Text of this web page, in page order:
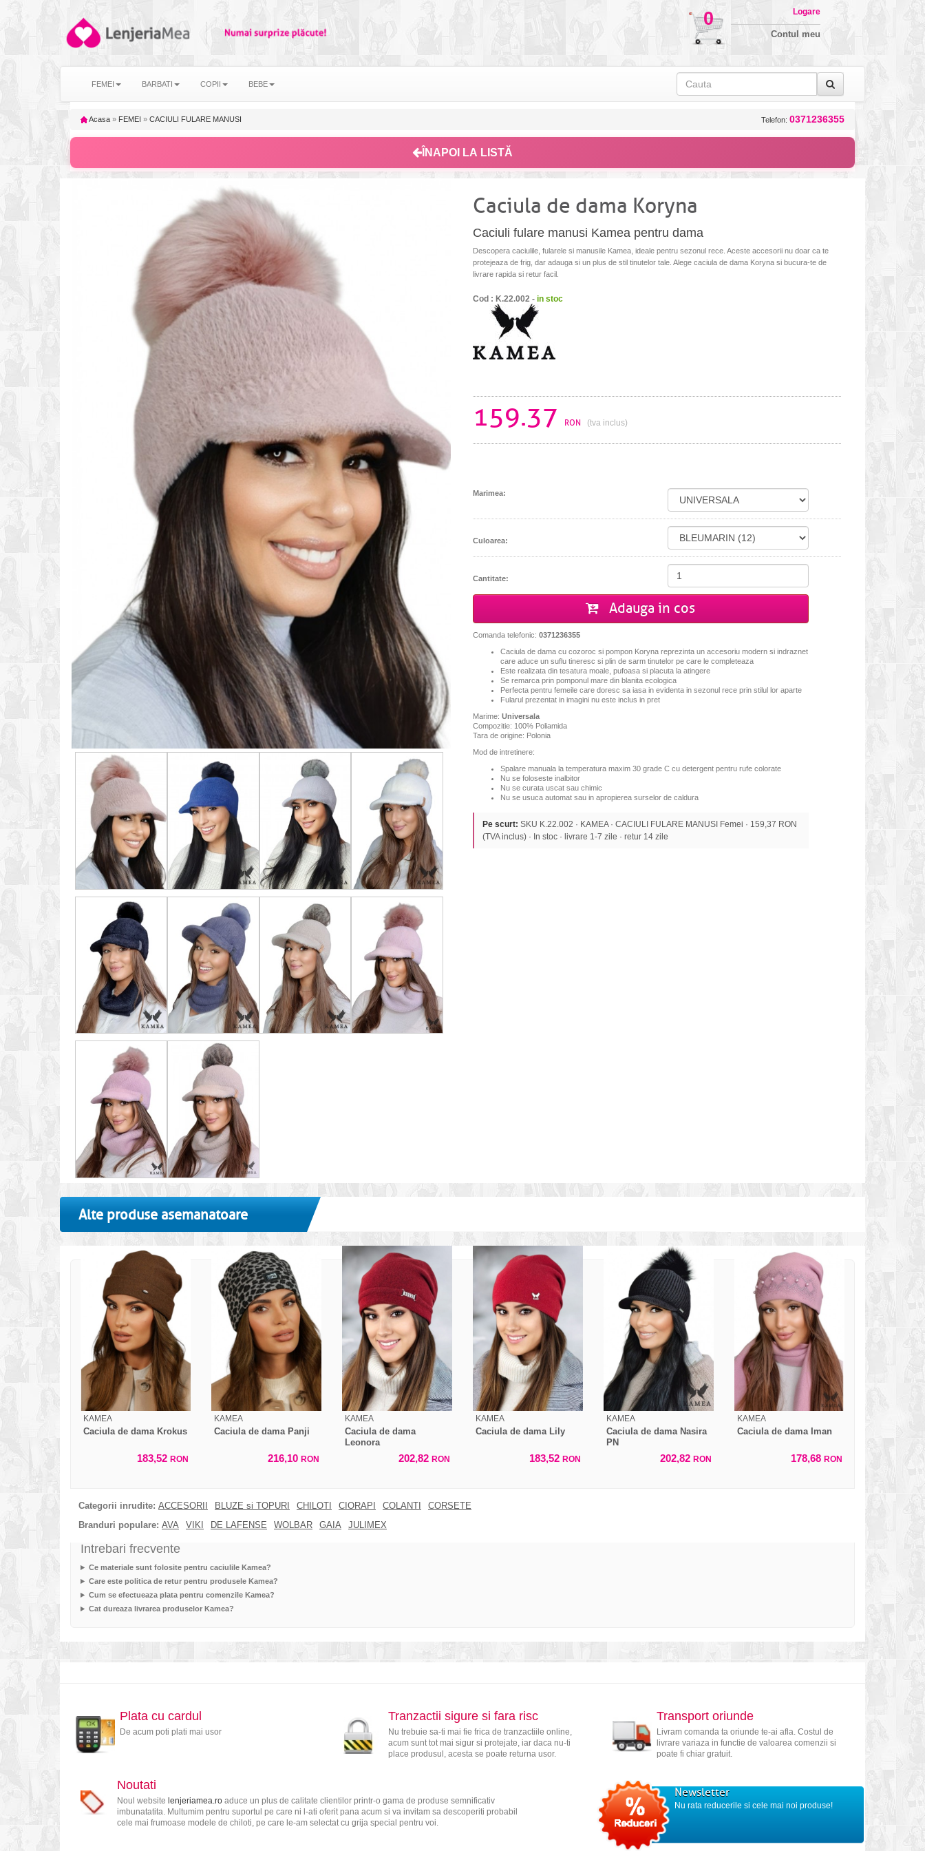
0 Logare
Contul meu
FEMEI BARBATI COPII BEBE
Acasa » FEMEI » CACIULI FULARE MANUSI Telefon: 0371236355
ÎNAPOI LA LISTĂ
Caciula de dama Koryna
Caciuli fulare manusi Kamea pentru dama
Descopera caciulile, fularele si manusile Kamea, ideale pentru sezonul rece. Aceste accesorii nu doar ca te
protejeaza de frig, dar adauga si un plus de stil tinutelor tale. Alege caciula de dama Koryna si bucura-te de
livrare rapida si retur facil.
Cod : K.22.002 - in stoc
159.37 RON (tva inclus)
Marimea:
Culoarea:
Cantitate:
Adauga in cos
Comanda telefonic: 0371236355
Caciula de dama cu cozoroc si pompon Koryna reprezinta un accesoriu modern si indraznet
care aduce un suflu tineresc si plin de sarm tinutelor pe care le completeaza
Este realizata din tesatura moale, pufoasa si placuta la atingere
Se remarca prin pomponul mare din blanita ecologica
Perfecta pentru femeile care doresc sa iasa in evidenta in sezonul rece prin stilul lor aparte
Fularul prezentat in imagini nu este inclus in pret
Marime: Universala
Compozitie: 100% Poliamida
Tara de origine: Polonia
Mod de intretinere:
Spalare manuala la temperatura maxim 30 grade C cu detergent pentru rufe colorate
Nu se foloseste inalbitor
Nu se curata uscat sau chimic
Nu se usuca automat sau in apropierea surselor de caldura
Pe scurt: SKU K.22.002 · KAMEA · CACIULI FULARE MANUSI Femei · 159,37 RON
(TVA inclus) · In stoc · livrare 1-7 zile · retur 14 zile
Alte produse asemanatoare
KAMEA
Caciula de dama Krokus
183,52 RON
KAMEA
Caciula de dama Panji
216,10 RON
KAMEA
Caciula de dama
Leonora
202,82 RON
KAMEA
Caciula de dama Lily
183,52 RON
KAMEA
Caciula de dama Nasira
PN
202,82 RON
KAMEA
Caciula de dama Iman
178,68 RON
Categorii inrudite: ACCESORII BLUZE si TOPURI CHILOTI CIORAPI COLANTI
CORSETE
Branduri populare: AVA VIKI DE LAFENSE WOLBAR GAIA JULIMEX
Intrebari frecvente
Ce materiale sunt folosite pentru caciulile Kamea?
Care este politica de retur pentru produsele Kamea?
Cum se efectueaza plata pentru comenzile Kamea?
Cat dureaza livrarea produselor Kamea?
Plata cu cardul
De acum poti plati mai usor
Tranzactii sigure si fara risc
Nu trebuie sa-ti mai fie frica de tranzactiile online,
acum sunt tot mai sigur si protejate, iar daca nu-ti
place produsul, acesta se poate returna usor.
Transport oriunde
Livram comanda ta oriunde te-ai afla. Costul de
livrare variaza in functie de valoarea comenzii si
poate fi chiar gratuit.
Noutati
Noul website lenjeriamea.roaduce un plus de calitate clientilor printr-o gama de produse semnificativ
imbunatatita. Multumim pentru suportul pe care ni l-ati oferit pana acum si va invitam sa descoperiti probabil
cele mai frumoase modele de chiloti, pe care le-am selectat cu grija special pentru voi.
Newsletter
Nu rata reducerile si cele mai noi produse!